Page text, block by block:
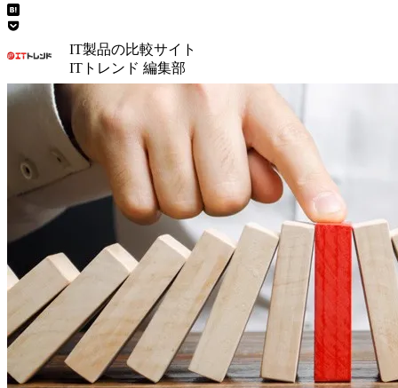
IT製品の比較サイト
ITトレンド 編集部